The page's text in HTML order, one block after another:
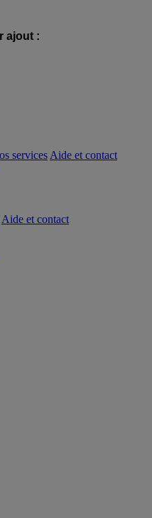
ajout :
services Aide et contact
Aide et contact